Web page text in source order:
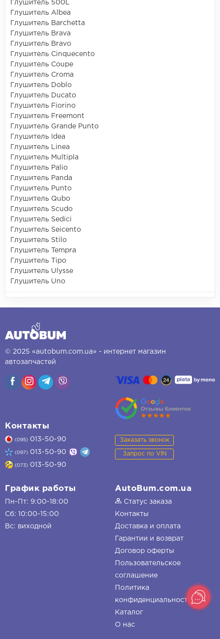
Глушитель 500L
Глушитель Albea
Глушитель Barchetta
Глушитель Brava
Глушитель Bravo
Глушитель Cinquecento
Глушитель Coupe
Глушитель Croma
Глушитель Doblo
Глушитель Ducato
Глушитель Fiorino
Глушитель Freemont
Глушитель Grande Punto
Глушитель Idea
Глушитель Linea
Глушитель Multipla
Глушитель Palio
Глушитель Panda
Глушитель Punto
Глушитель Qubo
Глушитель Scudo
Глушитель Sedici
Глушитель Seicento
Глушитель Stilo
Глушитель Tempra
Глушитель Tipo
Глушитель Ulysse
Глушитель Uno
© 2025 «autobum.com.ua» - интернет магазин
автозапчастей
Контакты
(095) 013-50-90
(097) 013-50-90
(073) 013-50-90
Заказать звонок
Запрос по VIN
График работы
Пн-Пт: 9:00-18:00
Сб: 10:00-15:00
Вс: виходной
AutoBum.com.ua
Статус заказа
Контакты
Доставка и оплата
Гарантии и возврат
Договор оферты
Пользовательское
соглашение
Политика
конфиденциальности
Каталог
О нас